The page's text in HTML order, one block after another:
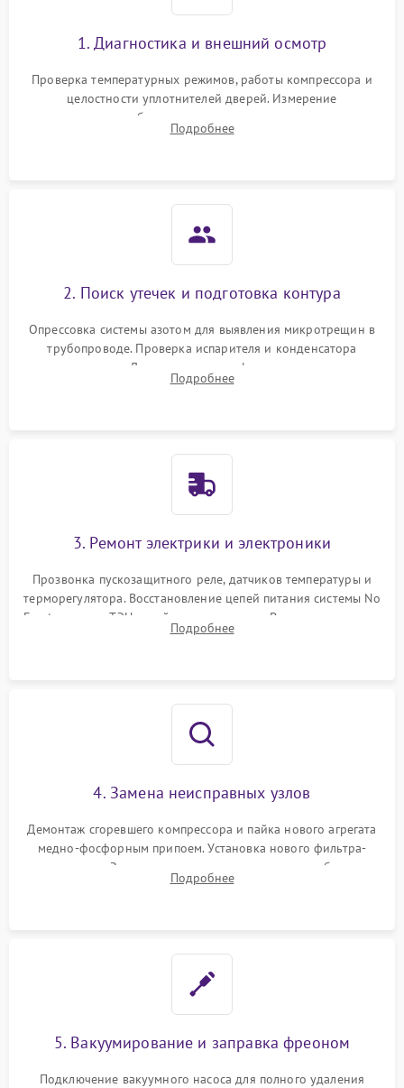
1. Диагностика и внешний осмотр
Проверка температурных режимов, работы компрессора и
целостности уплотнителей дверей. Измерение
сопротивления обмоток мотора, проверка термостата и
считывание кодов ошибок с электронного дисплея.
Подробнее
2. Поиск утечек и подготовка контура
Опрессовка системы азотом для выявления микротрещин в
трубопроводе. Проверка испарителя и конденсатора
течеискателем. Демонтаж старого фильтра-осушителя и
продувка капиллярной трубки для устранения засоров.
Подробнее
3. Ремонт электрики и электроники
Прозвонка пускозащитного реле, датчиков температуры и
терморегулятора. Восстановление цепей питания системы No
Frost, включая ТЭН оттайки и вентилятор. Ремонт или замена
платы управления при сбоях алгоритмов.
Подробнее
4. Замена неисправных узлов
Демонтаж сгоревшего компрессора и пайка нового агрегата
медно-фосфорным припоем. Установка нового фильтра-
осушителя. Замена изношенных вентиляторов обдува,
сломанных заслонок или поврежденных дверных петель.
Подробнее
5. Вакуумирование и заправка фреоном
Подключение вакуумного насоса для полного удаления